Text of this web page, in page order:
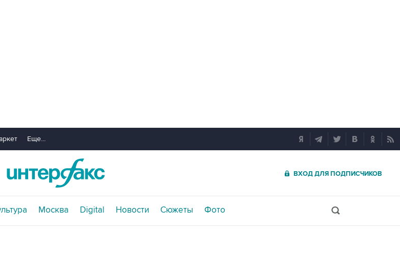
Еще...
ВХОД ДЛЯ ПОДПИСЧИКОВ
Москва Digital Новости Сюжеты Фото